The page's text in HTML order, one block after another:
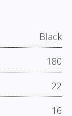
Black
180
22
16